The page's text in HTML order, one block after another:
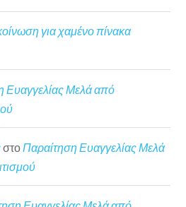
για χαμένο πίνακα
Ευαγγελίας Μελά από
στοΠαραίτηση Ευαγγελίας Μελά